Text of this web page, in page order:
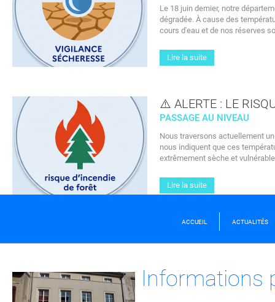
12
Ensemble
pour notre
patrimoine
PARTICIPEZ À LA
« NETTOYONS
CIMETIÈRES » LE
Le 18 juin dernier, notre
dégradée. À cause des
cours d'eau et de nos réserves
Lire la suite
⚠️ ALERTE : LE
PASSAGE AU NIVEAU
Nous traversons actuellement
nous indiquent que ces
extrêmement sèche et
Lire la suite
ACCUEIL ACTUALITÉS
Informations